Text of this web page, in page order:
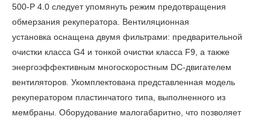
500-P 4.0 следует упомянуть режим предотвращения
обмерзания рекуператора. Вентиляционная
установка оснащена двумя фильтрами: предварительной
очистки класса G4 и тонкой очистки класса F9, а также
энергоэффективным многоскоростным DC-двигателем
вентиляторов. Укомплектована представленная модель
рекуператором пластинчатого типа, выполненного из
мембраны. Оборудование малогабаритно, что позволяет